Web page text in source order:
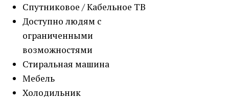
Спутниковое / Кабельное ТВ
Доступно людям с
ограниченными
возможностями
Стиральная машина
Мебель
Холодильник